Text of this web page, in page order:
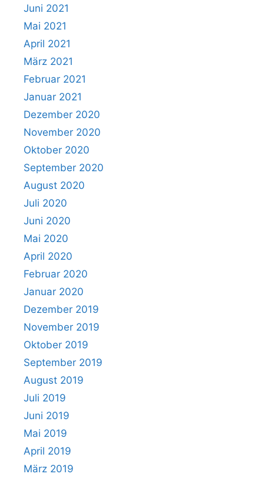
Juni 2021
Mai 2021
April 2021
März 2021
Februar 2021
Januar 2021
Dezember 2020
November 2020
Oktober 2020
September 2020
August 2020
Juli 2020
Juni 2020
Mai 2020
April 2020
Februar 2020
Januar 2020
Dezember 2019
November 2019
Oktober 2019
September 2019
August 2019
Juli 2019
Juni 2019
Mai 2019
April 2019
März 2019